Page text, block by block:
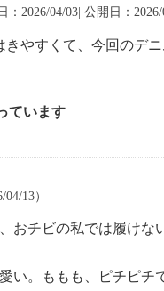
：2026/04/03| 公開日：2026/
やすくて、今回のデ
ています
13）
おチビの私では履け
。ももも、ピチピチ